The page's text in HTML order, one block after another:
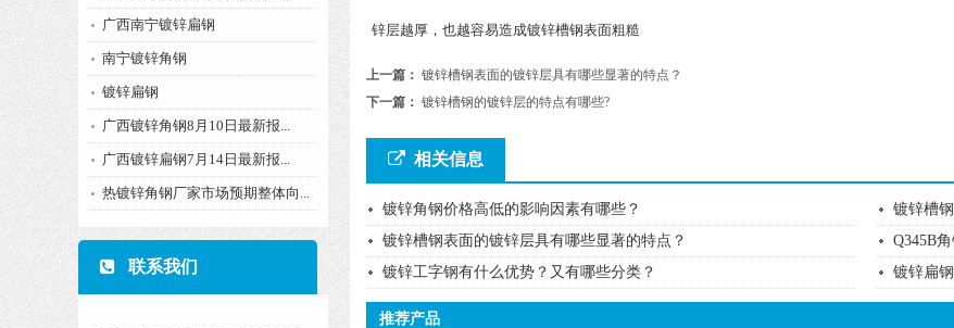
广西南宁镀锌扁钢
南宁镀锌角钢
镀锌扁钢
广西镀锌角钢8月10日最新报...
广西镀锌扁钢7月14日最新报...
热镀锌角钢厂家市场预期整体向...
联系我们
锌层越厚，也越容易造成镀锌槽钢表面粗糙
上一篇： 镀锌槽钢表面的镀锌层具有哪些显著的特点？
下一篇： 镀锌槽钢的镀锌层的特点有哪些?
相关信息
镀锌角钢价格高低的影响因素有哪些？
镀锌槽
镀锌槽钢表面的镀锌层具有哪些显著的特点？
Q345B
镀锌工字钢有什么优势？又有哪些分类？
镀锌扁
推荐产品